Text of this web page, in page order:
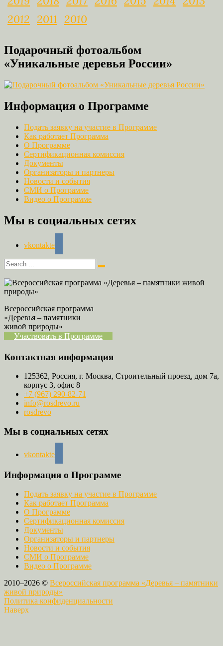
2012 2011 2010
Подарочный фотоальбом
«Уникальные деревья России»
Информация о Программе
Подать заявку на участие в Программе
Как работает Программа
О Программе
Сертификационная комиссия
Документы
Организаторы и партнеры
Новости и события
СМИ о Программе
Видео о Программе
Мы в социальных сетях
vkontakte
Всероссийская программа
«Деревья – памятники
живой природы»
Участвовать в Программе
Контактная информация
125362, Россия, г. Москва, Строительный проезд, дом 7а,
корпус 3, офис 8
+7 (967) 290-82-71
info@rosdrevo.ru
rosdrevo
Мы в социальных сетях
vkontakte
Информация о Программе
Подать заявку на участие в Программе
Как работает Программа
О Программе
Сертификационная комиссия
Документы
Организаторы и партнеры
Новости и события
СМИ о Программе
Видео о Программе
2010–2026 © Всероссийская программа «Деревья – памятники
живой природы»
Политика конфиденциальности
Наверх